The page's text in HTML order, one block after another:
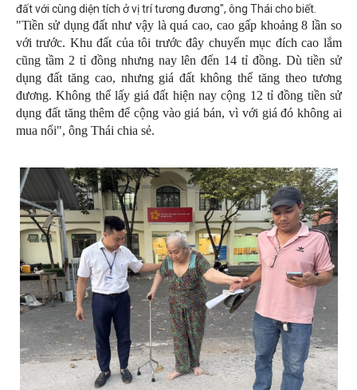
đất với cùng diện tích ở vị trí tương đương", ông Thái cho biết.
"Tiền sử dụng đất như vậy là quá cao, cao gấp khoảng 8 lần so
với trước. Khu đất của tôi trước đây chuyển mục đích cao lắm
cũng tầm 2 tỉ đồng nhưng nay lên đến 14 tỉ đồng. Dù tiền sử
dụng đất tăng cao, nhưng giá đất không thể tăng theo tương
đương. Không thể lấy giá đất hiện nay cộng 12 tỉ đồng tiền sử
dụng đất tăng thêm để cộng vào giá bán, vì với giá đó không ai
mua nổi", ông Thái chia sẻ.